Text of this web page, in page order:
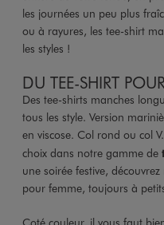
les journées un peu plus
ou à rayures, les tee-shirt
les styles !
DU TEE-SHIRT
Des tee-shirts manches
tous les style. Version
en viscose. Col rond ou col
choix dans notre gamme de
une soirée festive,
pour femme, toujours à